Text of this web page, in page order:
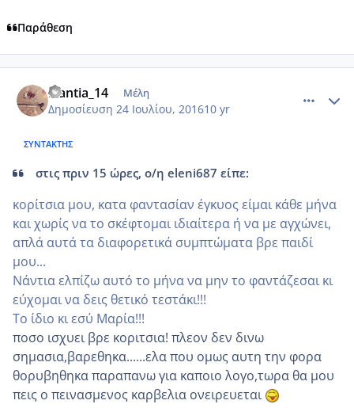
Παράθεση
Nantia_14 Μέλη
Δημοσίευση 24 Ιουλίου, 201610 yr
ΣΥΝΤΆΚΤΗΣ
στις πριν 15 ώρες, ο/η eleni687 είπε:
κορίτσια μου, κατα φαντασίαν έγκυος είμαι κάθε μήνα
και χωρίς να το σκέφτομαι ιδιαίτερα ή να με αγχώνει,
απλά αυτά τα διαφορετικά συμπτώματα βρε παιδί
μου...
Νάντια ελπίζω αυτό το μήνα να μην το φαντάζεσαι κι
εύχομαι να δεις θετικό τεστάκι!!!
Το ίδιο κι εσύ Μαρία!!!
ποσο ισχυει βρε κοριτσια! πλεον δεν δινω
σημασια,βαρεθηκα......ελα που ομως αυτη την φορα
θορυβηθηκα παραπανω για καποιο λογο,τωρα θα μου
πεις ο πεινασμενος καρβελια ονειρευεται